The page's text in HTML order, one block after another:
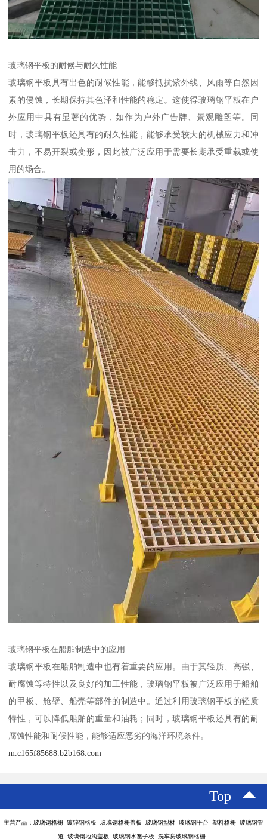
玻璃钢平板的耐候与耐久性能
玻璃钢平板具有出色的耐候性能，能够抵抗紫外线、风雨等自然因
素的侵蚀，长期保持其色泽和性能的稳定。这使得玻璃钢平板在户
外应用中具有显著的优势，如作为户外广告牌、景观雕塑等。同
时，玻璃钢平板还具有的耐久性能，能够承受较大的机械应力和冲
击力，不易开裂或变形，因此被广泛应用于需要长期承受重载或使
用的场合。
玻璃钢平板在船舶制造中的应用
玻璃钢平板在船舶制造中也有着重要的应用。由于其轻质、高强、
耐腐蚀等特性以及良好的加工性能，玻璃钢平板被广泛应用于船舶
的甲板、舱壁、船壳等部件的制造中。通过利用玻璃钢平板的轻质
特性，可以降低船舶的重量和油耗；同时，玻璃钢平板还具有的耐
腐蚀性能和耐候性能，能够适应恶劣的海洋环境条件。
m.c165f85688.b2b168.com
Top
主营产品：玻璃钢格栅 镀锌钢格板 玻璃钢格栅盖板 玻璃钢型材 玻璃钢平台 塑料格栅 玻璃钢管
道 玻璃钢地沟盖板 玻璃钢水篦子板 洗车房玻璃钢格栅